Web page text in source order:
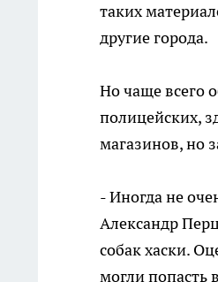
таких
другие города.
Но чаще всего
полицейских,
магазинов, но
- Иногда не
Александр
собак хаски.
могли попасть